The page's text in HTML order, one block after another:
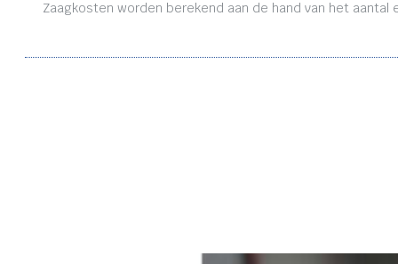
Zaagkosten worden berekend aan de hand van het